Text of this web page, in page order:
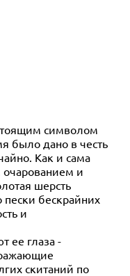
символом
было дано в честь
Как и сама
очарованием и
шерсть
пески бескрайних
и
ее глаза -
скитаний по